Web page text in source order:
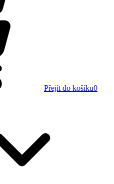
Přejít do košíku0